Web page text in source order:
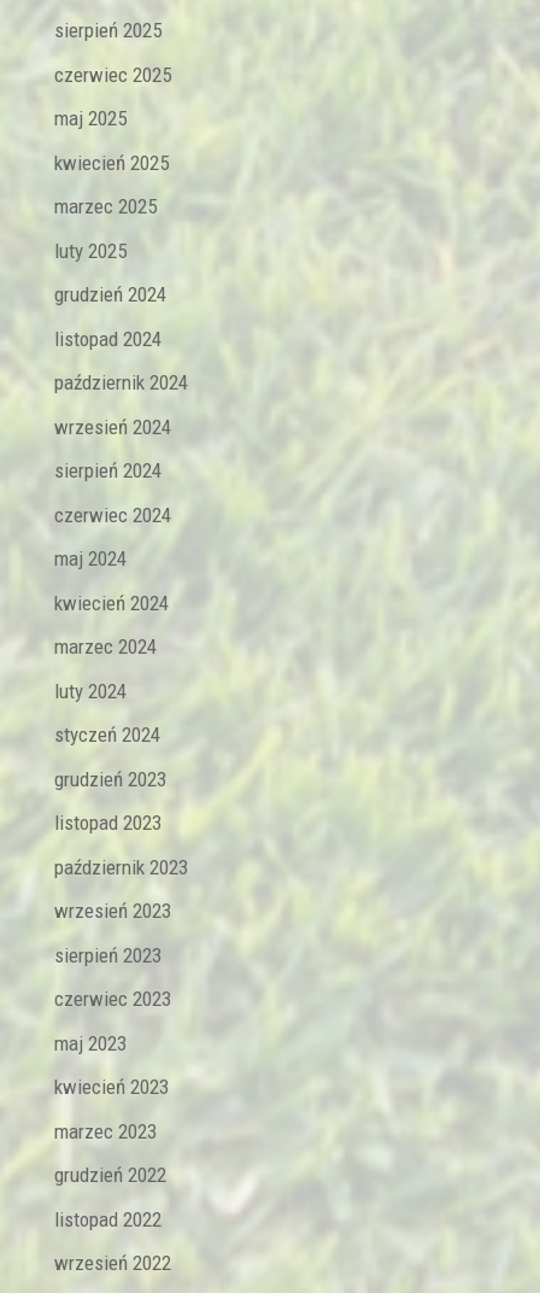
sierpień 2025
czerwiec 2025
maj 2025
kwiecień 2025
marzec 2025
luty 2025
grudzień 2024
listopad 2024
październik 2024
wrzesień 2024
sierpień 2024
czerwiec 2024
maj 2024
kwiecień 2024
marzec 2024
luty 2024
styczeń 2024
grudzień 2023
listopad 2023
październik 2023
wrzesień 2023
sierpień 2023
czerwiec 2023
maj 2023
kwiecień 2023
marzec 2023
grudzień 2022
listopad 2022
wrzesień 2022